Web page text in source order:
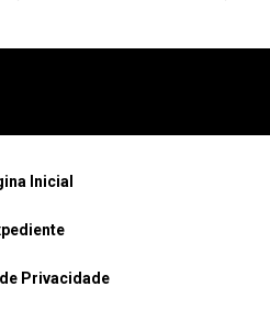
Inicial
Privacidade